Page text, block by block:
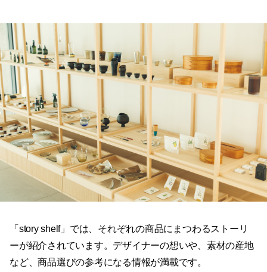
「story shelf」では、それぞれの商品にまつわるストーリ
ーが紹介されています。デザイナーの想いや、素材の産地
など、商品選びの参考になる情報が満載です。